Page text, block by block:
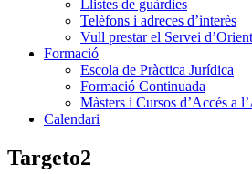
Llistes de guàrdies
Telèfons i adreces d’interès
Vull prestar el Servei
Formació
Escola de Pràctica Jurídica
Formació Continuada
Màsters i Cursos d’Accés a
Calendari
Targeto2